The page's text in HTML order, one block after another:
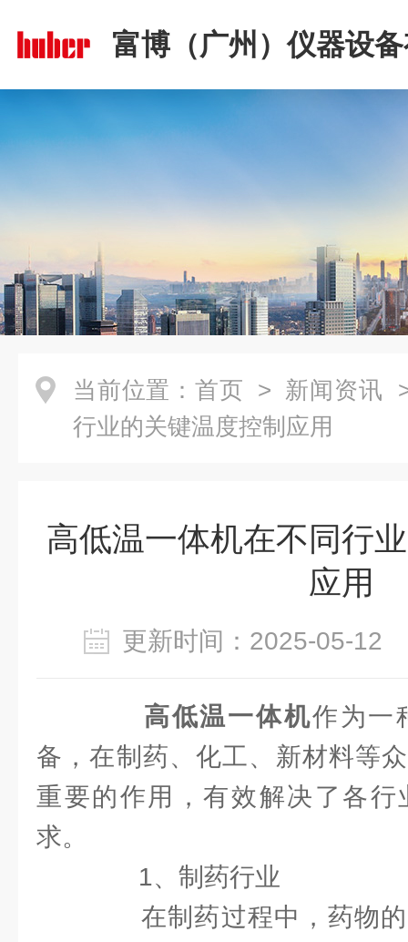
富博（广州）仪器设
司
当前位置： 首页 > 新闻资讯
行业的关键温度控制应用
高低温一体机在不同行
应用
更新时间：2025-05-
高低温一体机作为一
备，在制药、化工、新材料等
重要的作用，有效解决了各行
求。
1、制药行业
在制药过程中，药物的